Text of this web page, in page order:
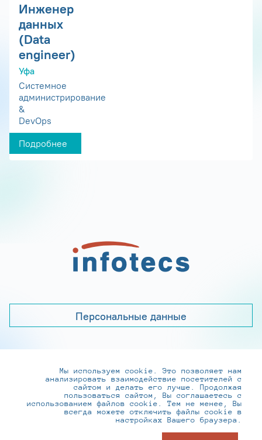
Инженер
данных
(Data
engineer)
Уфа
Системное
администрирование
&
DevOps
Подробнее
Персональные данные
+7 (495) 737-6192, 8-800-250-0-260
practice@infotecs.ru,hr@infotecs.ru
127273, г. Москва, Отрадная ул., 2Б строение 1
Мы используем cookie. Это позволяет нам
анализировать взаимодействие посетителей с
сайтом и делать его лучше. Продолжая
пользоваться сайтом, Вы соглашаетесь с
использованием файлов cookie. Тем не менее, Вы
всегда можете отключить файлы cookie в
настройках Вашего браузера.